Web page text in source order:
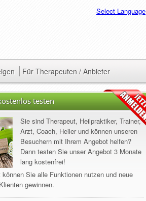
Select Language
Für Therapeuten / Anbieter
testen
Sie sind Therapeut, Heilpraktiker, Trainer,
Arzt, Coach, Heiler und können unseren
Besuchern mit Ihrem Angebot helfen?
Dann testen Sie unser Angebot 3 Monate
lang kostenfrei!
Sie alle Funktionen nutzen und neue
gewinnen.